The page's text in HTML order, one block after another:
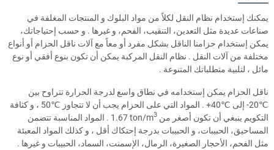
يمكنك إستخدام نظام النقل لكلاً من مواد البلوك و المنتجات المغلفة في
صناعات عديدة مثل التعدين، التنقيب، الفحم، و غيرها . و حسب إحتياجاتك،
يمكن إستخدام حزامنا الناقل بشكل مفرد أو معاً مع آلات ناقل الحزام أو أنواع
مختلفة من آلات النقل . نظام النقل المركبة يمكن أن تكون بنوع أفقي أو نوع
مائل ، لتلبية متطلباتك المتنوعة .
ناقل الحزام يمكن إستخدامه في نطاق واسع لدرجة الحرارة تتراوح بين
-20℃إلى +40℃. المواد التي على الحزام يجب أن لا تتجاوز 50℃ ، و كثافة
التكويم ينبغي أن تكون أصغر من
1.67 ton/m3
. المواد المناسبة تتضمن
المساحيق، الحبيبات، و الحبيبات بدرجة إحتكاك أقل ، و كذلك المواد المعبئة
مثل الفحم، الأحجار الصغيرة، الرمال، الإسمنت، السماد، الحبيبات و غيرها .